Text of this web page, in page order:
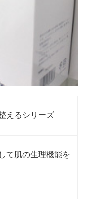
えるシリーズ
て肌の生理機能を